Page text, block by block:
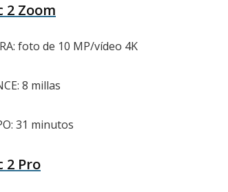
2 Zoom
foto de 10 MP/vídeo 4K
8 millas
31 minutos
2 Pro